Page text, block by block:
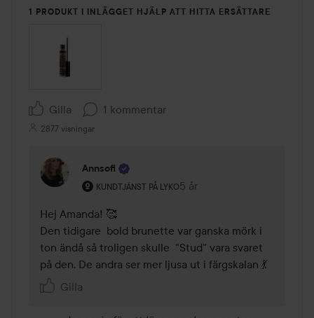
1 PRODUKT I INLÄGGET HJÄLP ATT HITTA ERSÄTTARE
Gilla 1 kommentar
2877 visningar
Annsofi
KUNDTJÄNST PÅ LYKO
Användarens roll: Kundtjänst på Lyko.
5 år
Kommentaren lades 5 år
Hej Amanda! 🥰
Den tidigare  bold brunette var ganska mörk i
ton ändå så troligen skulle  "Stud" vara svaret
på den. De andra ser mer ljusa ut i färgskalan 💃
Gilla